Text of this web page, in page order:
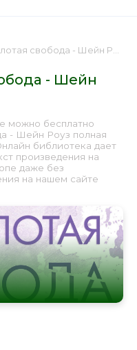
- Шейн Роуз 📕 - Книга онлайн бесплатно
- Шейн
можно бесплатно
- Шейн Роуз полная
библиотека дает
произведения на
даже без
на нашем сайте